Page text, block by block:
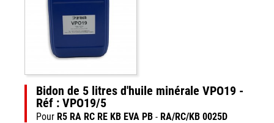
Bidon de 5 litres d'huile minérale VPO19 -
Réf : VPO19/5
Pour R5 RA RC RE KB EVA PB - RA/RC/KB 0025D